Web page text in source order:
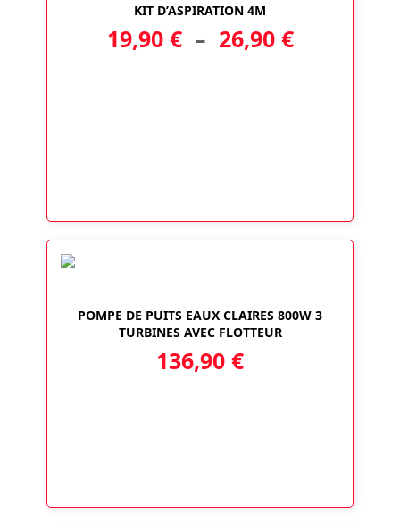
KIT D’ASPIRATION 4M
19,90 € – 26,90 €Plage
POMPE DE PUITS EAUX CLAIRES 800W 3
TURBINES AVEC FLOTTEUR
136,90 €